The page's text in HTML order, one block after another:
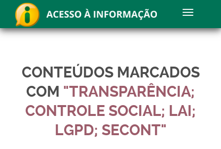
CONTEÚDOS MARCADOS
COM "TRANSPARÊNCIA;
CONTROLE SOCIAL; LAI;
LGPD; SECONT"